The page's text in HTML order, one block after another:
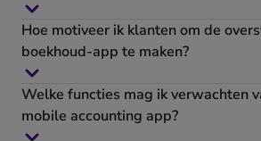
Hoe motiveer ik klanten om de
boekhoud-app te maken?
Welke functies mag ik verwachten
mobile accounting app?